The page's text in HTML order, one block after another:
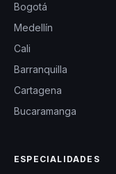
Bogotá
Medellín
Cali
Barranquilla
Cartagena
Bucaramanga
ESPECIALIDADES